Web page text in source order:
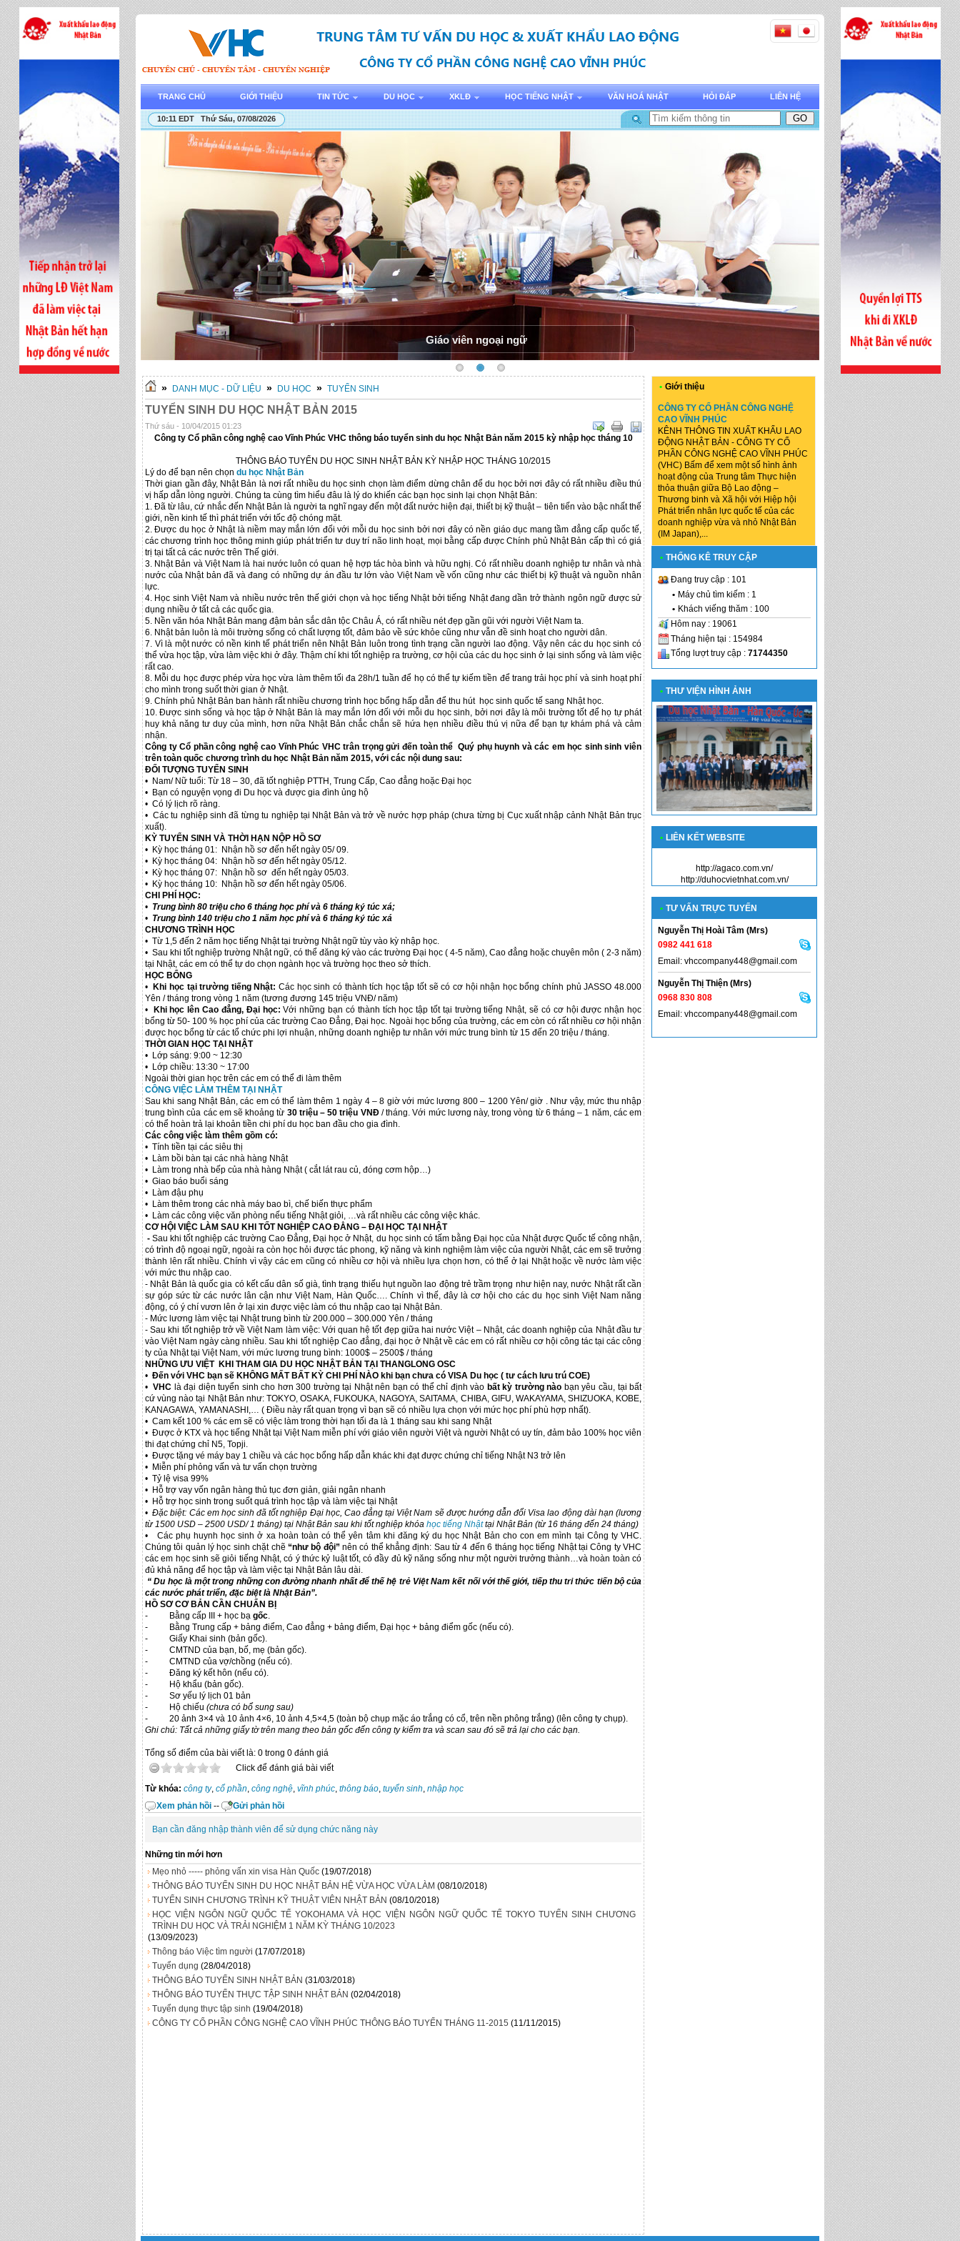
TRANG CHỦ GIỚI THIỆU TIN TỨC DU HỌC XKLĐ HỌC TIẾNG NHẬT VĂN HOÁ NHẬT HỎI ĐÁP LIÊN HỆ
10:11 EDT Thứ Sáu, 07/08/2026
Giáo viên ngoại ngữ
» DANH MỤC - DỮ LIỆU » DU HỌC » TUYỂN SINH
TUYỂN SINH DU HỌC NHẬT BẢN 2015
Thứ sáu - 10/04/2015 01:23
Công ty Cổ phần công nghệ cao Vĩnh Phúc VHC thông báo tuyển sinh du học Nhật Bản năm 2015 kỳ nhập học tháng 10
THÔNG BÁO TUYỂN DU HỌC SINH NHẬT BẢN KỲ NHẬP HỌC THÁNG 10/2015
Lý do để bạn nên chọn du học Nhật Bản
Thời gian gần đây, Nhật Bản là nơi rất nhiều du học sinh chọn làm điểm dừng chân để du học bởi nơi đây có rất nhiều điều thú
vị hấp dẫn lòng người. Chúng ta cùng tìm hiểu đâu là lý do khiến các bạn học sinh lại chọn Nhật Bản:
1. Đã từ lâu, cứ nhắc đến Nhật Bản là người ta nghĩ ngay đến một đất nước hiện đại, thiết bị kỹ thuật – tiên tiến vào bậc nhất thế
giới, nền kinh tế thì phát triển với tốc độ chóng mặt.
2. Được du học ở Nhật là niềm may mắn lớn đối với mỗi du học sinh bởi nơi đây có nền giáo dục mang tầm đẳng cấp quốc tế,
các chương trình học thông minh giúp phát triển tư duy trí não linh hoạt, mọi bằng cấp được Chính phủ Nhật Bản cấp thì có giá
trị tại tất cả các nước trên Thế giới.
3. Nhật Bản và Việt Nam là hai nước luôn có quan hệ hợp tác hòa bình và hữu nghị. Có rất nhiều doanh nghiệp tư nhân và nhà
nước của Nhật bản đã và đang có những dự án đầu tư lớn vào Việt Nam về vốn cũng như các thiết bị kỹ thuật và nguồn nhân
lực.
4. Học sinh Việt Nam và nhiều nước trên thế giới chọn và học tiếng Nhật bởi tiếng Nhật đang dần trở thành ngôn ngữ được sử
dụng nhiều ở tất cả các quốc gia.
5. Nền văn hóa Nhật Bản mang đậm bản sắc dân tộc Châu Á, có rất nhiều nét đẹp gần gũi với người Việt Nam ta.
6. Nhật bản luôn là môi trường sống có chất lượng tốt, đảm bảo về sức khỏe cũng như vẫn đề sinh hoạt cho người dân.
7. Vì là một nước có nền kinh tế phát triển nên Nhật Bản luôn trong tình trạng cần người lao động. Vậy nên các du học sinh có
thể vừa học tập, vừa làm việc khi ở đây. Thậm chí khi tốt nghiệp ra trường, cơ hội của các du học sinh ở lại sinh sống và làm việc
rất cao.
8. Mỗi du học được phép vừa học vừa làm thêm tối đa 28h/1 tuần để họ có thể tự kiếm tiền để trang trải học phí và sinh hoạt phí
cho mình trong suốt thời gian ở Nhật.
9. Chính phủ Nhật Bản ban hành rất nhiều chương trình học bổng hấp dẫn để thu hút học sinh quốc tế sang Nhật học.
10. Được sinh sống và học tập ở Nhật Bản là may mắn lớn đối với mỗi du học sinh, bởi nơi đây là môi trường tốt để họ tự phát
huy khả năng tư duy của mình, hơn nữa Nhật Bản chắc chắn sẽ hứa hẹn nhiều điều thú vị nữa để bạn tự khám phá và cảm
nhận.
Công ty Cổ phần công nghệ cao Vĩnh Phúc VHC trân trọng gửi đến toàn thể Quý phụ huynh và các em học sinh sinh viên
trên toàn quốc chương trình du học Nhật Bản năm 2015, với các nội dung sau:
ĐỐI TƯỢNG TUYỂN SINH
• Nam/ Nữ tuổi: Từ 18 – 30, đã tốt nghiệp PTTH, Trung Cấp, Cao đẳng hoặc Đại học
• Bạn có nguyện vọng đi Du học và được gia đình ủng hộ
• Có lý lịch rõ ràng.
• Các tu nghiệp sinh đã từng tu nghiệp tại Nhật Bản và trở về nước hợp pháp (chưa từng bị Cục xuất nhập cảnh Nhật Bản trục
xuất).
KỲ TUYỂN SINH VÀ THỜI HẠN NỘP HỒ SƠ
• Kỳ học tháng 01: Nhận hồ sơ đến hết ngày 05/ 09.
• Kỳ học tháng 04: Nhận hồ sơ đến hết ngày 05/12.
• Kỳ học tháng 07: Nhận hồ sơ đến hết ngày 05/03.
• Kỳ học tháng 10: Nhận hồ sơ đến hết ngày 05/06.
CHI PHÍ HỌC:
• Trung bình 80 triệu cho 6 tháng học phí và 6 tháng ký túc xá;
• Trung bình 140 triệu cho 1 năm học phí và 6 tháng ký túc xá
CHƯƠNG TRÌNH HỌC
• Từ 1,5 đến 2 năm học tiếng Nhật tại trường Nhật ngữ tùy vào kỳ nhập học.
• Sau khi tốt nghiệp trường Nhật ngữ, có thể đăng ký vào các trường Đại học ( 4-5 năm), Cao đẳng hoặc chuyên môn ( 2-3 năm)
tại Nhật, các em có thể tự do chọn ngành học và trường học theo sở thích.
HỌC BỔNG
•
Khi học tại trường tiếng Nhật: Các học sinh có thành tích học tập tốt sẽ có cơ hội nhận học bổng chính phủ JASSO 48.000
Yên / tháng trong vòng 1 năm (tương đương 145 triệu VNĐ/ năm)
•
Khi học lên Cao đẳng, Đại học: Với những bạn có thành tích học tập tốt tại trường tiếng Nhật, sẽ có cơ hội được nhận học
bổng từ 50- 100 % học phí của các trường Cao Đẳng, Đại học. Ngoài học bổng của trường, các em còn có rất nhiều cơ hội nhận
được học bổng từ các tổ chức phi lợi nhuận, những doanh nghiệp tư nhân với mức trung bình từ 15 đến 20 triệu / tháng.
THỜI GIAN HỌC TẠI NHẬT
• Lớp sáng: 9:00 ~ 12:30
• Lớp chiều: 13:30 ~ 17:00
Ngoài thời gian học trên các em có thể đi làm thêm
CÔNG VIỆC LÀM THÊM TẠI NHẬT
Sau khi sang Nhật Bản, các em có thể làm thêm 1 ngày 4 – 8 giờ với mức lương 800 – 1200 Yên/ giờ . Như vậy, mức thu nhập
trung bình của các em sẽ khoảng từ 30 triệu – 50 triệu VNĐ/ tháng. Với mức lương này, trong vòng từ 6 tháng – 1 năm, các em
có thể hoàn trả lại khoản tiền chi phí du học ban đầu cho gia đình.
Các công việc làm thêm gồm có:
• Tính tiền tại các siêu thị
• Làm bồi bàn tại các nhà hàng Nhật
• Làm trong nhà bếp của nhà hàng Nhật ( cắt lát rau củ, đóng cơm hộp…)
• Giao báo buổi sáng
• Làm đậu phụ
• Làm thêm trong các nhà máy bao bì, chế biến thực phẩm
• Làm các công việc văn phòng nếu tiếng Nhật giỏi, …và rất nhiều các công việc khác.
CƠ HỘI VIỆC LÀM SAU KHI TỐT NGHIỆP CAO ĐẲNG – ĐẠI HỌC TẠI NHẬT
-Sau khi tốt nghiệp các trường Cao Đẳng, Đại học ở Nhật, du học sinh có tấm bằng Đại học của Nhật được Quốc tế công nhận,
có trình độ ngoại ngữ, ngoài ra còn học hỏi được tác phong, kỹ năng và kinh nghiệm làm việc của người Nhật, các em sẽ trưởng
thành lên rất nhiều. Chính vì vậy các em cũng có nhiều cơ hội và nhiều lựa chọn hơn, có thể ở lại Nhật hoặc về nước làm việc
với mức thu nhập cao.
- Nhật Bản là quốc gia có kết cấu dân số già, tình trạng thiếu hụt nguồn lao động trẻ trầm trọng như hiện nay, nước Nhật rất cần
sự góp sức từ các nước lân cận như Việt Nam, Hàn Quốc…. Chính vì thế, đây là cơ hội cho các du học sinh Việt Nam năng
động, có ý chí vươn lên ở lại xin được việc làm có thu nhập cao tại Nhật Bản.
- Mức lương làm việc tại Nhật trung bình từ 200.000 – 300.000 Yên / tháng
- Sau khi tốt nghiệp trở về Việt Nam làm việc: Với quan hệ tốt đẹp giữa hai nước Việt – Nhật, các doanh nghiệp của Nhật đầu tư
vào Việt Nam ngày càng nhiều. Sau khi tốt nghiệp Cao đẳng, đại học ở Nhật về các em có rất nhiều cơ hội công tác tại các công
ty của Nhật tại Việt Nam, với mức lương trung bình: 1000$ – 2500$ / tháng
NHỮNG ƯU VIỆT KHI THAM GIA DU HỌC NHẬT BẢN TẠI THANGLONG OSC
• Đến với VHC bạn sẽ KHÔNG MẤT BẤT KỲ CHI PHÍ NÀO khi bạn chưa có VISA Du học ( tư cách lưu trú COE)
•VHC là đại diện tuyển sinh cho hơn 300 trường tại Nhật nên bạn có thể chỉ định vào bất kỳ trường nào bạn yêu cầu, tại bất
cứ vùng nào tại Nhật Bản như: TOKYO, OSAKA, FUKOUKA, NAGOYA, SAITAMA, CHIBA, GIFU, WAKAYAMA, SHIZUOKA, KOBE,
KANAGAWA, YAMANASHI,… ( Điều này rất quan trọng vì bạn sẽ có nhiều lựa chọn với mức học phí phù hợp nhất).
• Cam kết 100 % các em sẽ có việc làm trong thời hạn tối đa là 1 tháng sau khi sang Nhật
• Được ở KTX và học tiếng Nhật tại Việt Nam miễn phí với giáo viên người Việt và người Nhật có uy tín, đảm bảo 100% học viên
thi đạt chứng chỉ N5, Topji.
• Được tặng vé máy bay 1 chiều và các học bổng hấp dẫn khác khi đạt được chứng chỉ tiếng Nhật N3 trở lên
• Miễn phí phỏng vấn và tư vấn chọn trường
• Tỷ lệ visa 99%
• Hỗ trợ vay vốn ngân hàng thủ tục đơn giản, giải ngân nhanh
• Hỗ trợ học sinh trong suốt quá trình học tập và làm việc tại Nhật
•Đặc biệt: Các em học sinh đã tốt nghiệp Đại học, Cao đẳng tại Việt Nam sẽ được hướng dẫn đổi Visa lao động dài hạn (lương
từ 1500 USD – 2500 USD/ 1 tháng) tại Nhật Bản sau khi tốt nghiệp khóa học tiếng Nhậttại Nhật Bản (từ 16 tháng đến 24 tháng)
• Các phụ huynh học sinh ở xa hoàn toàn có thể yên tâm khi đăng ký du học Nhật Bản cho con em mình tại Công ty VHC.
Chúng tôi quản lý học sinh chặt chẽ “như bộ đội”nên có thể khẳng định: Sau từ 4 đến 6 tháng học tiếng Nhật tại Công ty VHC
các em học sinh sẽ giỏi tiếng Nhật, có ý thức kỷ luật tốt, có đầy đủ kỹ năng sống như một người trưởng thành…và hoàn toàn có
đủ khả năng để học tập và làm việc tại Nhật Bản lâu dài.
“ Du học là một trong những con đường nhanh nhất để thế hệ trẻ Việt Nam kết nối với thế giới, tiếp thu tri thức tiến bộ của
các nước phát triển, đặc biệt là Nhật Bản”.
HỒ SƠ CƠ BẢN CẦN CHUẨN BỊ
- Bằng cấp III + học bạ gốc.
- Bằng Trung cấp + bảng điểm, Cao đẳng + bảng điểm, Đại học + bảng điểm gốc (nếu có).
- Giấy Khai sinh (bản gốc).
- CMTND của bạn, bố, mẹ (bản gốc).
- CMTND của vợ/chồng (nếu có).
- Đăng ký kết hôn (nếu có).
- Hộ khẩu (bản gốc).
- Sơ yếu lý lịch 01 bản
- Hộ chiếu (chưa có bổ sung sau)
- 20 ảnh 3×4 và 10 ảnh 4×6, 10 ảnh 4,5×4,5 (toàn bộ chụp mặc áo trắng có cổ, trên nền phông trắng) (lên công ty chụp).
Ghi chú: Tất cả những giấy tờ trên mang theo bản gốc đến công ty kiểm tra và scan sau đó sẽ trả lại cho các bạn.
Tổng số điểm của bài viết là: 0 trong 0 đánh giá
Click để đánh giá bài viết
Từ khóa: công ty, cổ phần, công nghệ, vĩnh phúc, thông báo, tuyển sinh, nhập học
Xem phản hồi -- Gửi phản hồi
Bạn cần đăng nhập thành viên để sử dụng chức năng này
Những tin mới hơn
Mẹo nhỏ ----- phỏng vấn xin visa Hàn Quốc (19/07/2018)
THÔNG BÁO TUYỂN SINH DU HỌC NHẬT BẢN HỆ VỪA HỌC VỪA LÀM (08/10/2018)
TUYỂN SINH CHƯƠNG TRÌNH KỸ THUẬT VIÊN NHẬT BẢN (08/10/2018)
HỌC VIỆN NGÔN NGỮ QUỐC TẾ YOKOHAMA VÀ HỌC VIỆN NGÔN NGỮ QUỐC TẾ TOKYO TUYỂN SINH CHƯƠNG
TRÌNH DU HỌC VÀ TRẢI NGHIỆM 1 NĂM KỲ THÁNG 10/2023
(13/09/2023)
Thông báo Việc tìm người (17/07/2018)
Tuyển dụng (28/04/2018)
THÔNG BÁO TUYỂN SINH NHẬT BẢN (31/03/2018)
THÔNG BÁO TUYỂN THỰC TẬP SINH NHẬT BẢN (02/04/2018)
Tuyển dụng thực tập sinh (19/04/2018)
CÔNG TY CỔ PHẦN CÔNG NGHỆ CAO VĨNH PHÚC THÔNG BÁO TUYỂN THÁNG 11-2015 (11/11/2015)
• Giới thiệu
CÔNG TY CỔ PHẦN CÔNG NGHỆ
CAO VĨNH PHÚC
KÊNH THÔNG TIN XUẤT KHẨU LAO
ĐỘNG NHẬT BẢN - CÔNG TY CỔ
PHẦN CÔNG NGHỆ CAO VĨNH PHÚC
(VHC) Bấm để xem một số hình ảnh
hoạt động của Trung tâm Thực hiện
thỏa thuận giữa Bộ Lao động –
Thương binh và Xã hội với Hiệp hội
Phát triển nhân lực quốc tế của các
doanh nghiệp vừa và nhỏ Nhật Bản
(IM Japan),...
• THỐNG KÊ TRUY CẬP
Đang truy cập : 101
• Máy chủ tìm kiếm : 1
• Khách viếng thăm : 100
Hôm nay : 19061
Tháng hiện tại : 154984
Tổng lượt truy cập : 71744350
• THƯ VIỆN HÌNH ẢNH
• LIÊN KẾT WEBSITE
http://agaco.com.vn/
http://duhocvietnhat.com.vn/
• TƯ VẤN TRỰC TUYẾN
Nguyễn Thị Hoài Tâm (Mrs)
0982 441 618
Email: vhccompany448@gmail.com
Nguyễn Thị Thiện (Mrs)
0968 830 808
Email: vhccompany448@gmail.com